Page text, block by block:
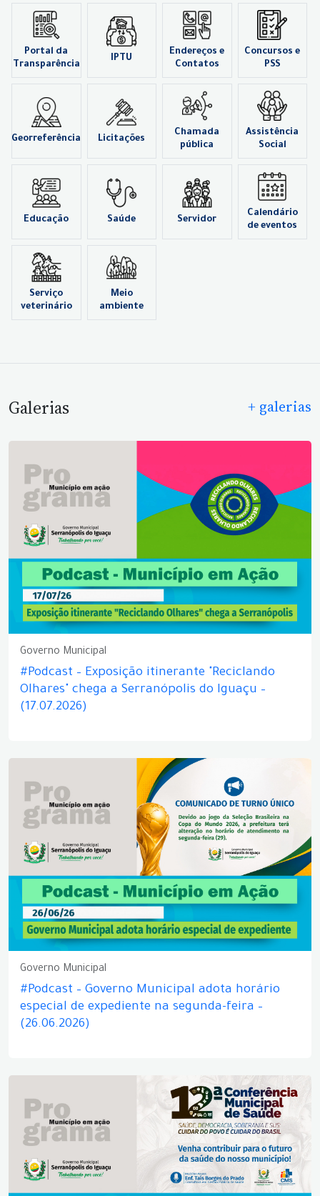
Portal da
Transparência
IPTU
Endereços e
Contatos
Concursos e
PSS
Georreferência Licitações
Chamada
pública
Assistência
Social
Educação Saúde Servidor
Calendário
de eventos
Serviço
veterinário
Meio
ambiente
Galerias + galerias
Governo Municipal
#Podcast – Exposição itinerante "Reciclando
Olhares" chega a Serranópolis do Iguaçu –
(17.07.2026)
Governo Municipal
#Podcast – Governo Municipal adota horário
especial de expediente na segunda-feira –
(26.06.2026)